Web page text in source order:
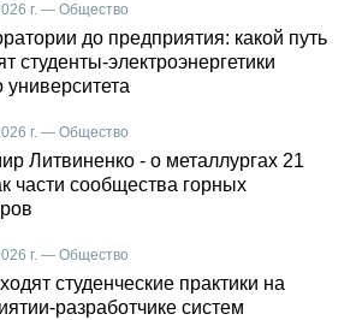
г. — Общество
до предприятия: какой путь
студенты-электроэнергетики
университета
г. — Общество
Литвиненко - о металлургах 21
части сообщества горных
г. — Общество
студенческие практики на
разработчике систем